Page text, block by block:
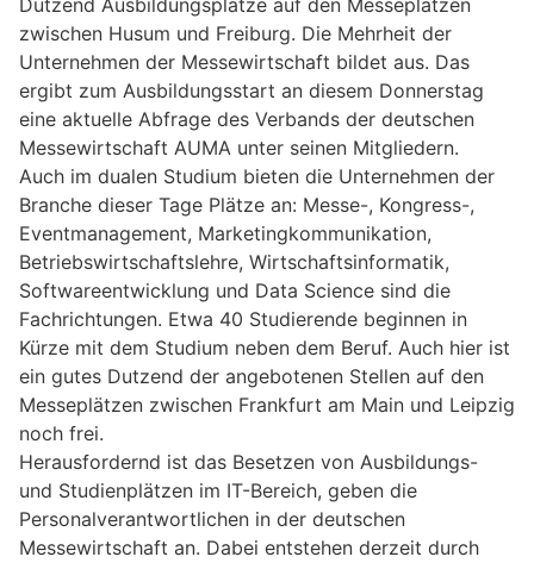
Dutzend Ausbildungsplätze auf den Messeplätzen
zwischen Husum und Freiburg. Die Mehrheit der
Unternehmen der Messewirtschaft bildet aus. Das
ergibt zum Ausbildungsstart an diesem Donnerstag
eine aktuelle Abfrage des Verbands der deutschen
Messewirtschaft AUMA unter seinen Mitgliedern.
Auch im dualen Studium bieten die Unternehmen der
Branche dieser Tage Plätze an: Messe-, Kongress-,
Eventmanagement, Marketingkommunikation,
Betriebswirtschaftslehre, Wirtschaftsinformatik,
Softwareentwicklung und Data Science sind die
Fachrichtungen. Etwa 40 Studierende beginnen in
Kürze mit dem Studium neben dem Beruf. Auch hier ist
ein gutes Dutzend der angebotenen Stellen auf den
Messeplätzen zwischen Frankfurt am Main und Leipzig
noch frei.
Herausfordernd ist das Besetzen von Ausbildungs-
und Studienplätzen im IT-Bereich, geben die
Personalverantwortlichen in der deutschen
Messewirtschaft an. Dabei entstehen derzeit durch